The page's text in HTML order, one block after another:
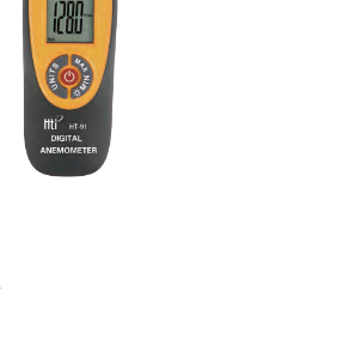
解决方案
服务支持
关于我们
联系我们